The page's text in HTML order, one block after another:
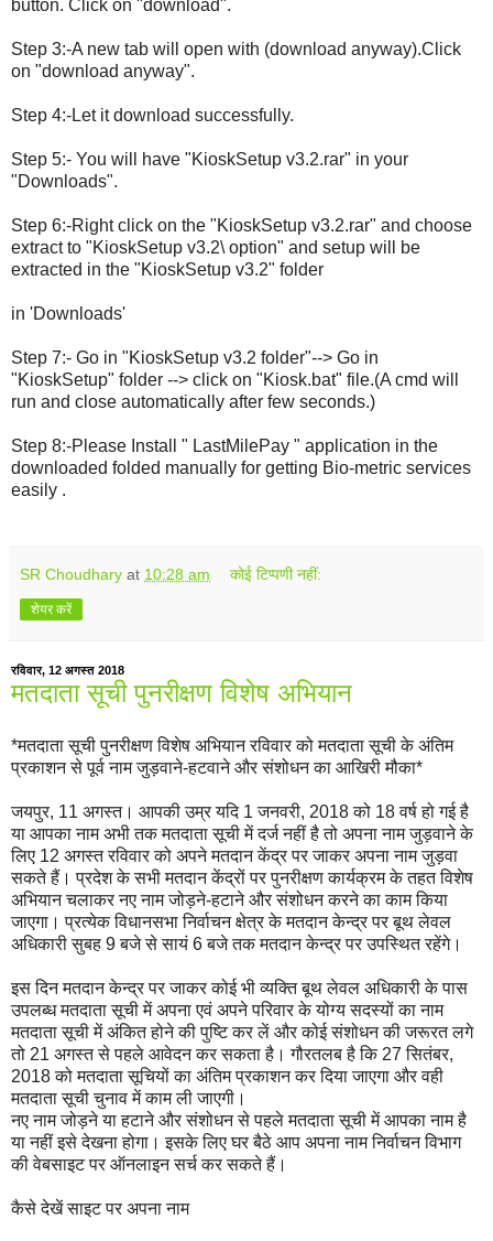
button. Click on "download".
Step 3:-A new tab will open with (download anyway).Click
on "download anyway".
Step 4:-Let it download successfully.
Step 5:- You will have "KioskSetup v3.2.rar" in your
"Downloads".
Step 6:-Right click on the "KioskSetup v3.2.rar" and choose
extract to "KioskSetup v3.2\ option" and setup will be
extracted in the "KioskSetup v3.2" folder
in 'Downloads'
Step 7:- Go in "KioskSetup v3.2 folder"--> Go in
"KioskSetup" folder --> click on "Kiosk.bat" file.(A cmd will
run and close automatically after few seconds.)
Step 8:-Please Install " LastMilePay " application in the
downloaded folded manually for getting Bio-metric services
easily .
SR Choudhary at 10:28 am कोई टिप्पणी नहीं:
शेयर करें
रविवार, 12 अगस्त 2018
मतदाता सूची पुनरीक्षण विशेष अभियान
*मतदाता सूची पुनरीक्षण विशेष अभियान रविवार को मतदाता सूची के अंतिम
प्रकाशन से पूर्व नाम जुड़वाने-हटवाने और संशोधन का आखिरी मौका*
जयपुर, 11 अगस्त। आपकी उम्र यदि 1 जनवरी, 2018 को 18 वर्ष हो गई है
या आपका नाम अभी तक मतदाता सूची में दर्ज नहीं है तो अपना नाम जुड़वाने के
लिए 12 अगस्त रविवार को अपने मतदान केंद्र पर जाकर अपना नाम जुड़वा
सकते हैं। प्रदेश के सभी मतदान केंद्रों पर पुनरीक्षण कार्यक्रम के तहत विशेष
अभियान चलाकर नए नाम जोड़ने-हटाने और संशोधन करने का काम किया
जाएगा। प्रत्येक विधानसभा निर्वाचन क्षेत्र के मतदान केन्द्र पर बूथ लेवल
अधिकारी सुबह 9 बजे से सायं 6 बजे तक मतदान केन्द्र पर उपस्थित रहेंगे।
इस दिन मतदान केन्द्र पर जाकर कोई भी व्यक्ति बूथ लेवल अधिकारी के पास
उपलब्ध मतदाता सूची में अपना एवं अपने परिवार के योग्य सदस्यों का नाम
मतदाता सूची में अंकित होने की पुष्टि कर लें और कोई संशोधन की जरूरत लगे
तो 21 अगस्त से पहले आवेदन कर सकता है। गौरतलब है कि 27 सितंबर,
2018 को मतदाता सूचियों का अंतिम प्रकाशन कर दिया जाएगा और वही
मतदाता सूची चुनाव में काम ली जाएगी।
नए नाम जोड़ने या हटाने और संशोधन से पहले मतदाता सूची में आपका नाम है
या नहीं इसे देखना होगा। इसके लिए घर बैठे आप अपना नाम निर्वाचन विभाग
की वेबसाइट पर ऑनलाइन सर्च कर सकते हैं।
कैसे देखें साइट पर अपना नाम